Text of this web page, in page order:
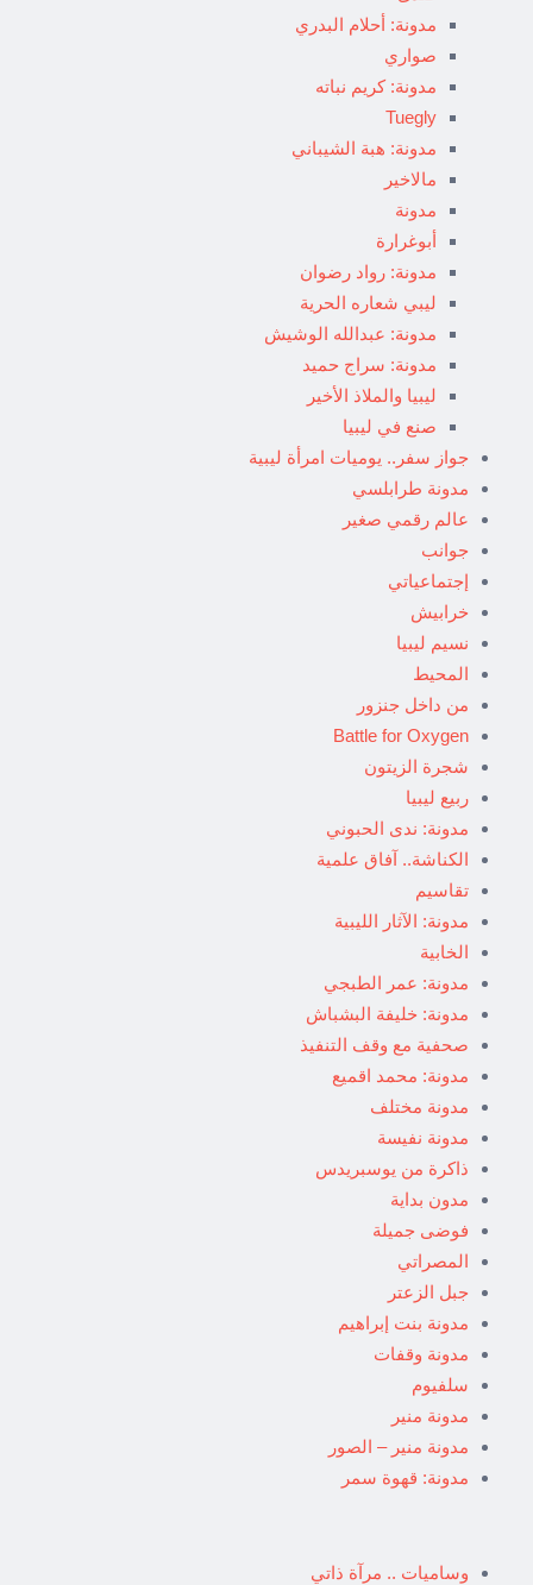
مدونة: أحلام البدري
صواري
مدونة: كريم نباته
Tuegly
مدونة: هبة الشيباني
مالاخير
مدونة
أبوغرارة
مدونة: رواد رضوان
ليبي شعاره الحرية
مدونة: عبدالله الوشيش
مدونة: سراج حميد
ليبيا والملاذ الأخير
صنع في ليبيا
جواز سفر.. يوميات امرأة ليبية
مدونة طرابلسي
عالم رقمي صغير
جوانب
إجتماعياتي
خرابيش
نسيم ليبيا
المحيط
من داخل جنزور
Battle for Oxygen
شجرة الزيتون
ربيع ليبيا
مدونة: ندى الحبوني
الكناشة.. آفاق علمية
تقاسيم
مدونة: الآثار الليبية
الخابية
مدونة: عمر الطبجي
مدونة: خليفة البشباش
صحفية مع وقف التنفيذ
مدونة: محمد اقميع
مدونة مختلف
مدونة نفيسة
ذاكرة من يوسبريدس
مدون بداية
فوضى جميلة
المصراتي
جبل الزعتر
مدونة بنت إبراهيم
مدونة وقفات
سلفيوم
مدونة منير
مدونة منير – الصور
مدونة: قهوة سمر
وساميات .. مرآة ذاتي